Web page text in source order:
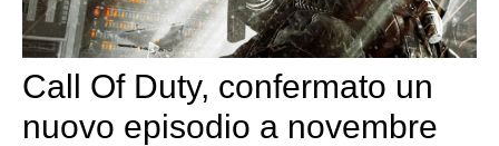
Call Of Duty, confermato un
nuovo episodio a novembre